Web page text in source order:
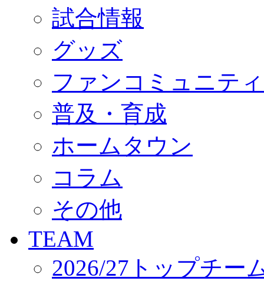
GOODS
オフィシャルストア（実店舗）
オンラインストア
ACADEMY
アカデミーについて
コーチ&スタッフ
ジュニア
ジュニアユース
ユース
練習拠点（ナラディーア）
SCHOOL
CLUB
パートナー募集
クラブ理念
サステナビリティ
Web制作支援
応援プロジェクト
試合情報
グッズ
ファンコミュニティ
普及・育成
ホームタウン
コラム
その他
TEAM
2026/27トップチー